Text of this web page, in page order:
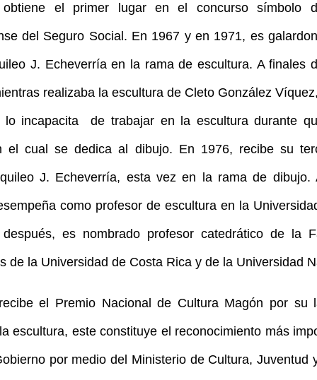
el primer lugar en el concurso símbolo
del Seguro Social. En 1967 y en 1971, es
J. Echeverría en la rama de escultura. A finales
realizaba la escultura de Cleto González
lo incapacita de trabajar en la escultura durante
el cual se dedica al dibujo. En 1976, recibe su
J. Echeverría, esta vez en la rama de dibujo.
como profesor de escultura en la
es nombrado profesor catedrático de la
de la Universidad de Costa Rica y de la Universidad
el Premio Nacional de Cultura Magón por su
escultura, este constituye el reconocimiento más
por medio del Ministerio de Cultura, Juventud